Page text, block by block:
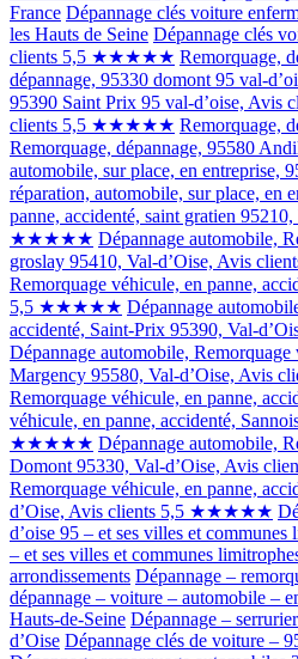
France Dépannage clés voiture
les Hauts de Seine Dépannage clés
clients 5,5 ★★★★★ Remorquage,
dépannage, 95330 domont 95 val-
95390 Saint Prix 95 val-d’oise,
clients 5,5 ★★★★★ Remorquage,
Remorquage, dépannage, 95580
automobile, sur place, en entreprise,
réparation, automobile, sur place,
panne, accidenté, saint gratien
★★★★★ Dépannage automobile,
groslay 95410, Val-d’Oise, Avis
Remorquage véhicule, en panne,
5,5 ★★★★★ Dépannage
accidenté, Saint-Prix 95390, Val-
Dépannage automobile,
Margency 95580, Val-d’Oise,
Remorquage véhicule, en panne,
véhicule, en panne, accidenté,
★★★★★ Dépannage automobile,
Domont 95330, Val-d’Oise, Avis
Remorquage véhicule, en panne,
d’Oise, Avis clients 5,5 ★★★★★
d’oise 95 – et ses villes et communes
– et ses villes et communes
arrondissements Dépannage –
dépannage – voiture – automobile –
Hauts-de-Seine Dépannage –
d’Oise Dépannage clés de voiture –